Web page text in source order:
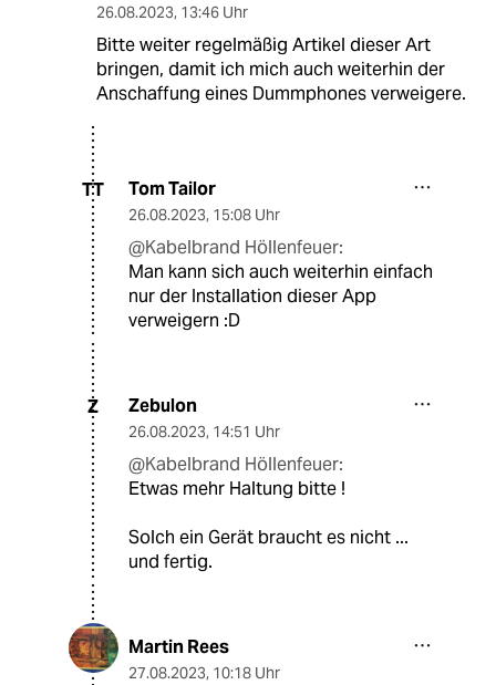
26.08.2023, 13:46 Uhr
Bitte weiter regelmäßig Artikel dieser Art
bringen, damit ich mich auch weiterhin der
Anschaffung eines Dummphones verweigere.
TT Tom Tailor
26.08.2023, 15:08 Uhr
@Kabelbrand Höllenfeuer:
Man kann sich auch weiterhin einfach
nur der Installation dieser App
verweigern :D
Z Zebulon
26.08.2023, 14:51 Uhr
@Kabelbrand Höllenfeuer:
Etwas mehr Haltung bitte !
Solch ein Gerät braucht es nicht ...
und fertig.
Martin Rees
27.08.2023, 10:18 Uhr